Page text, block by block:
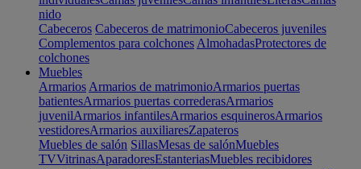
nido
Cabeceros Cabeceros de matrimonioCabeceros juveniles
Complementos para colchones AlmohadasProtectores de
colchones
Muebles
Armarios Armarios de matrimonioArmarios puertas
batientesArmarios puertas correderasArmarios
juvenilArmarios infantilesArmarios esquinerosArmarios
vestidoresArmarios auxiliaresZapateros
Muebles de salón SillasMesas de salónMuebles
TVVitrinasAparadoresEstanteriasMuebles recibidores